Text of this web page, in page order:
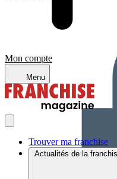
Mon compte
Menu
Trouver ma franchise
Actualités de la